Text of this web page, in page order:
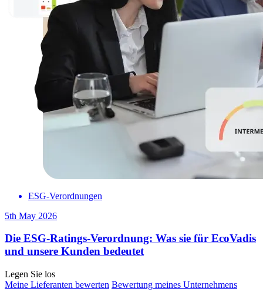
ESG-Verordnungen
5th May 2026
Die ESG-Ratings-Verordnung: Was sie für EcoVadis
und unsere Kunden bedeutet
Legen Sie los
Meine Lieferanten bewerten Bewertung meines Unternehmens